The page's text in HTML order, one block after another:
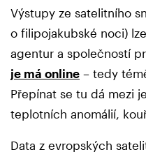
Výstupy ze satelitního
o filipojakubské noci)
agentur a společností
je má online – tedy
Přepínat se tu dá mezi
teplotních anomálií,
Data z evropských